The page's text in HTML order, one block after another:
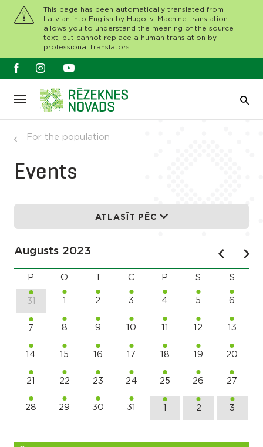
This page has been automatically translated from
Latvian into English by Hugo.lv. Machine translation
allows you to understand the meaning of the source
text, but cannot replace a human translation by
professional translators.
For the population
Events
ATLASĪT PĒC
Augusts 2023
P O C P S S
31 1 2 3 4 5 6
7 8 9 10 11 12 13
14 15 16 17 18 19 20
21 22 23 24 25 26 27
28 29 30 31 1 2 3